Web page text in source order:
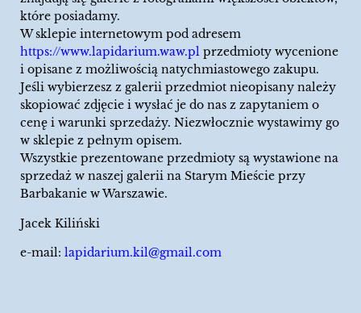
które posiadamy.
W sklepie internetowym pod adresem
https://www.lapidarium.waw.pl przedmioty wycenione
i opisane z możliwością natychmiastowego zakupu.
Jeśli wybierzesz z galerii przedmiot nieopisany należy
skopiować zdjęcie i wysłać je do nas z zapytaniem o
cenę i warunki sprzedaży. Niezwłocznie wystawimy go
w sklepie z pełnym opisem.
Wszystkie prezentowane przedmioty są wystawione na
sprzedaż w naszej galerii na Starym Mieście przy
Barbakanie w Warszawie.
Jacek Kiliński
e-mail: lapidarium.kil@gmail.com